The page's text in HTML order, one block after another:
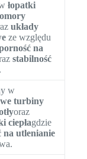
łopatki
układy
ze względu
na
stabilność
w
turbiny
oraz
ciepłagdzie
na utlenianie